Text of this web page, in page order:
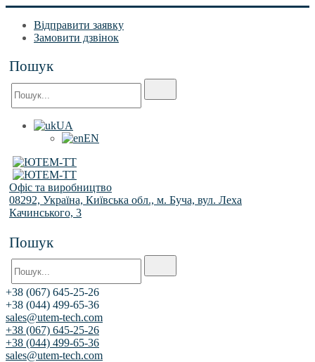
Відправити заявку
Замовити дзвінок
Пошук
UA
EN
Офіс та виробництво
08292, Україна, Київська обл., м. Буча, вул. Леха
Качинського, 3
Пошук
+38 (067) 645-25-26
+38 (044) 499-65-36
sales@utem-tech.com
+38 (067) 645-25-26
+38 (044) 499-65-36
sales@utem-tech.com